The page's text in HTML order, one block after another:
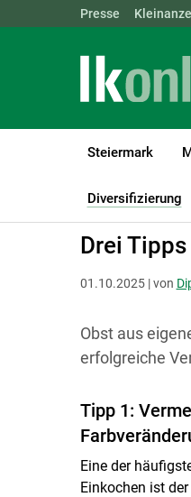
Presse
Steiermark
Diversifizierung
LK Steiermark
Drei
01.10.2025 | von
Obst aus
erfolgreiche
Tipp 1:
Eine der
Einkochen ist